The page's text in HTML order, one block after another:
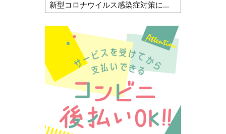
新型コロナウイルス感染症対策に...